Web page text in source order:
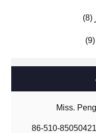
(8)
(9)
Miss. Peng
86-510-85050421